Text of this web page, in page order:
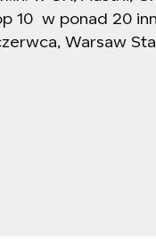
10 w ponad 20
Warsaw